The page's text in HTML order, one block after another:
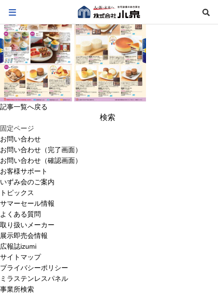
記事一覧へ戻る
索:
固定ページ
お問い合わせ
お問い合わせ（完了画面）
お問い合わせ（確認画面）
お客様サポート
いずみ会のご案内
トピックス
サマーセール情報
よくある質問
取り扱いメーカー
展示即売会情報
広報誌izumi
サイトマップ
プライバシーポリシー
ミラステンレスパネル
事業所検索